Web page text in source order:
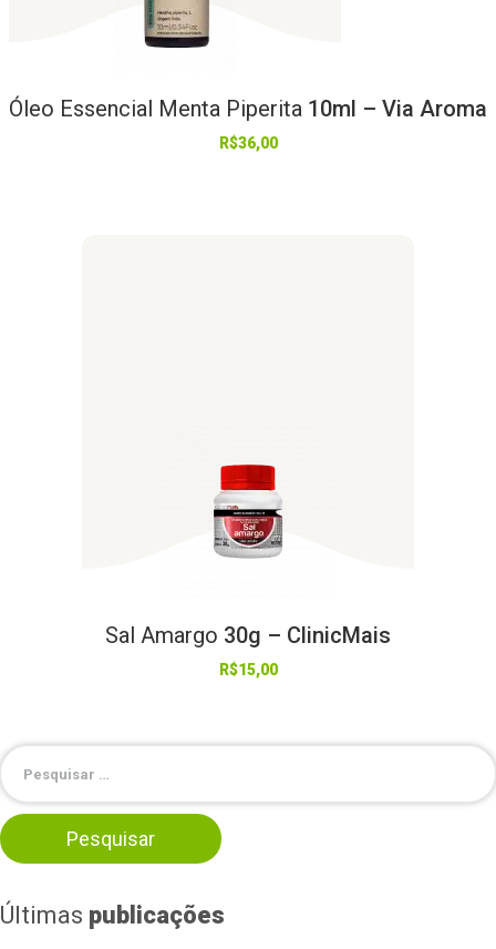
Óleo Essencial Menta Piperita 10ml – Via Aroma
R$36,00
Sal Amargo 30g – ClinicMais
R$15,00
Últimas publicações